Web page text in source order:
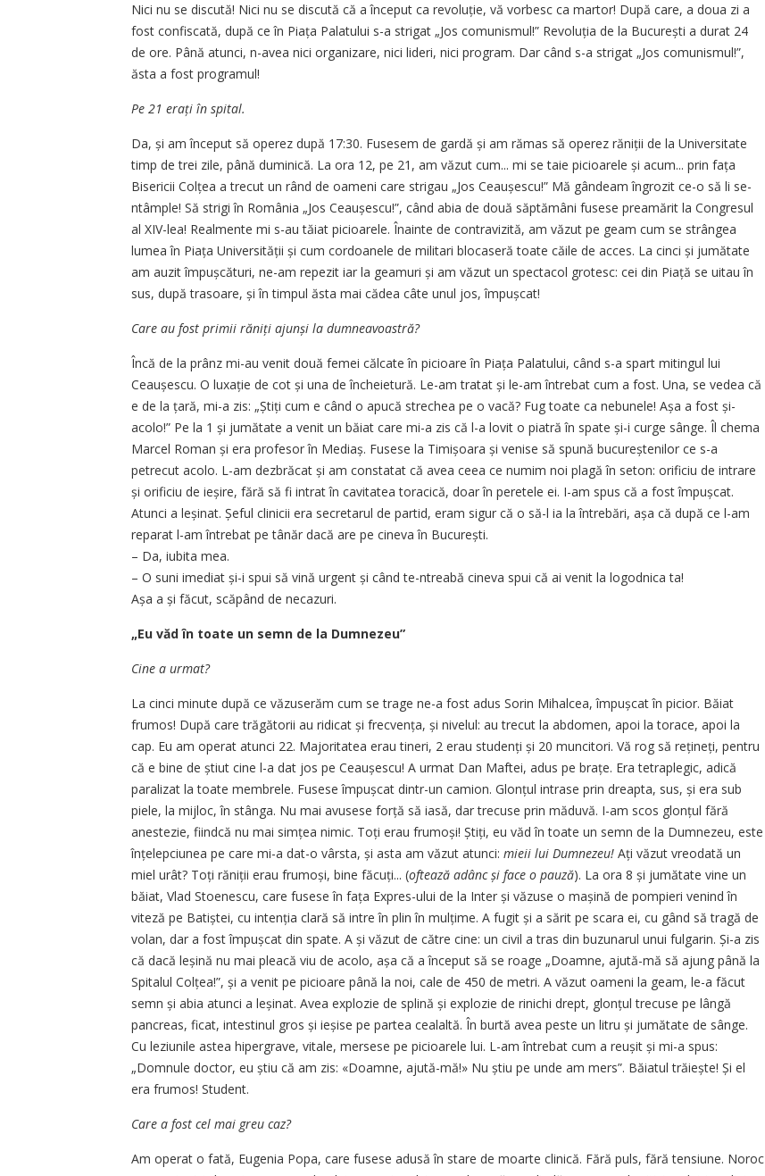
Nici nu se discută! Nici nu se discută că a început ca revoluție, vă vorbesc ca martor! După care, a ­doua zi a
fost confiscată, după ce în Piața Palatului s-a strigat „Jos comunismul!” Revoluția de la Bucu­rești a durat 24
de ore. Până atunci, n-avea nici organizare, nici lideri, nici program. Dar când s-a strigat „Jos comunismul!”,
ăsta a fost programul!
Pe 21 erați în spital.
Da, și am început să operez după 17:30. Fusesem de gardă și am rămas să operez răniții de la Universitate
timp de trei zile, până duminică. La ora 12, pe 21, am văzut cum... mi se taie picioarele și acum... prin fața
Bisericii Colțea a trecut un rând de oameni care strigau „Jos Ceaușescu!” Mă gândeam îngrozit ce-o să li se-
ntâmple! Să strigi în România „Jos Ceaușescu!”, când abia de două săptămâni fusese preamărit la Congresul
al XIV-lea! Realmente mi s-au tăiat picioarele. Înainte de contravizită, am văzut pe geam cum se strângea
lumea în Piața Univer­sității și cum cordoanele de militari blocaseră toate căile de acces. La cinci și jumătate
am auzit împușcă­turi, ne-am repezit iar la geamuri și am văzut un spectacol grotesc: cei din Piață se uitau în
sus, după trasoare, și în timpul ăsta mai cădea câte unul jos, împuș­cat!
Care au fost primii răniți ajunși la dumneavoastră?
Încă de la prânz mi-au venit două femei călcate în picioare în Piața Palatului, când s-a spart mitingul lui
Ceaușescu. O luxație de cot și una de încheietură. Le-am tratat și le-am întrebat cum a fost. Una, se vedea că
e de la țară, mi-a zis: „Știți cum e când o apucă strechea pe o vacă? Fug toate ca nebunele! Așa a fost și-
acolo!” Pe la 1 și jumătate a venit un băiat care mi-a zis că l-a lovit o piatră în spate și-i curge sânge. Îl chema
Marcel Roman și era profesor în Mediaș. Fusese la Timi­șoara și venise să spună bucureș­tenilor ce s-a
petrecut acolo. L-am dezbrăcat și am constatat că avea ceea ce numim noi plagă în seton: orificiu de intrare
și orificiu de ieșire, fără să fi intrat în cavitatea toracică, doar în peretele ei. I-am spus că a fost împușcat.
Atunci a leșinat. Șeful clinicii era secretarul de partid, eram sigur că o să-l ia la întrebări, așa că după ce l-am
reparat l-am întrebat pe tânăr dacă are pe cineva în Bucu­rești.
– Da, iubita mea.
– O suni imediat și-i spui să vină urgent și când te-ntreabă cineva spui că ai venit la logodnica ta!
Așa a și făcut, scăpând de necazuri.
„Eu văd în toate un semn de la Dumnezeu”
Cine a urmat?
La cinci minute după ce văzuserăm cum se trage ne-a fost adus Sorin Mihalcea, împușcat în picior. Băiat
frumos! După care trăgătorii au ridicat și frecvența, și nivelul: au trecut la abdomen, apoi la torace, apoi la
cap. Eu am operat atunci 22. Majoritatea erau tineri, 2 erau studenți și 20 muncitori. Vă rog să rețineți, pentru
că e bine de știut cine l-a dat jos pe Ceaușescu! A urmat Dan Maftei, adus pe brațe. Era tetraplegic, adică
paralizat la toate membrele. Fusese împușcat din­tr-un camion. Glonțul intrase prin dreapta, sus, și era sub
piele, la mijloc, în stânga. Nu mai avusese forță să iasă, dar trecuse prin măduvă. I-am scos glonțul fără
anestezie, fiindcă nu mai simțea nimic. Toți erau frumoși! Știți, eu văd în toate un semn de la Dumnezeu, este
înțelepciunea pe care mi-a dat-o vârsta, și asta am văzut atunci: mieii lui Dumnezeu! Ați văzut vreodată un
miel urât? Toți răniții erau frumoși, bine făcuți... (oftează adânc și face o pauză). La ora 8 și jumătate vine un
băiat, Vlad Stoenescu, care fusese în fața Expres-ului de la Inter și văzuse o mașină de pompieri venind în
viteză pe Batiștei, cu intenția clară să intre în plin în mulțime. A fugit și a sărit pe scara ei, cu gând să tragă de
volan, dar a fost împuș­cat din spate. A și văzut de către ­cine: un civil a tras din buzunarul unui fulgarin. Și-a zis
că dacă leșină nu mai pleacă viu de acolo, așa că a început să se roage „Doamne, ajută-mă să ajung până la
Spitalul Colțea!”, și a venit pe picioare până la noi, cale de 450 de metri. A văzut oameni la geam, le-a făcut
semn și abia atunci a leșinat. Avea explozie de splină și explozie de rinichi drept, glonțul trecuse pe lângă
pancreas, ficat, intestinul gros și ieșise pe partea cealaltă. În burtă avea peste un litru și jumătate de sânge.
Cu leziunile astea hipergrave, vitale, mersese pe picioarele lui. L-am întrebat cum a reușit și mi-a spus:
„Domnule doctor, eu știu că am zis: «Doamne, ajută-mă!» Nu știu pe unde am mers”. Băiatul trăiește! Și el
era frumos! Student.
Care a fost cel mai greu caz?
Am operat o fată, Eugenia Popa, care fusese adusă în stare de moarte clinică. Fără puls, fără tensiune. Noroc